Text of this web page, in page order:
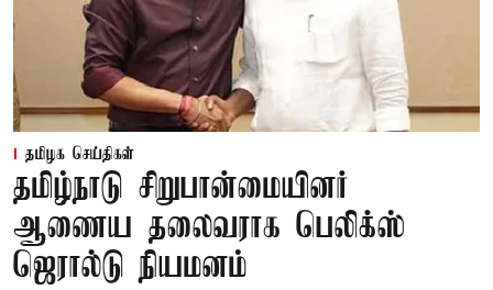
தமிழக செய்திகள்
தமிழ்நாடு சிறுபான்மையினர்
ஆணைய தலைவராக பெலிக்ஸ்
ஜெரால்டு நியமனம்